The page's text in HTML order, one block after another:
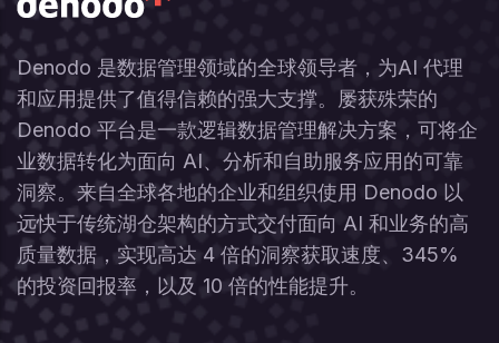
Denodo 是数据管理领域的全球领导者，为AI 代理
和应用提供了值得信赖的强大支撑。屡获殊荣的
Denodo 平台是一款逻辑数据管理解决方案，可将企
业数据转化为面向 AI、分析和自助服务应用的可靠
洞察。来自全球各地的企业和组织使用 Denodo 以
远快于传统湖仓架构的方式交付面向 AI 和业务的高
质量数据，实现高达 4 倍的洞察获取速度、345%
的投资回报率，以及 10 倍的性能提升。